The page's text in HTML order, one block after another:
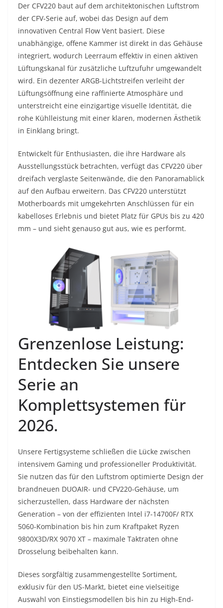
Der CFV220 baut auf dem architektonischen Luftstrom
der CFV-Serie auf, wobei das Design auf dem
innovativen Central Flow Vent basiert. Diese
unabhängige, offene Kammer ist direkt in das Gehäuse
integriert, wodurch Leerraum effektiv in einen aktiven
Lüftungskanal für zusätzliche Luftzufuhr umgewandelt
wird. Ein dezenter ARGB-Lichtstreifen verleiht der
Lüftungsöffnung eine raffinierte Atmosphäre und
unterstreicht eine einzigartige visuelle Identität, die
rohe Kühlleistung mit einer klaren, modernen Ästhetik
in Einklang bringt.
Entwickelt für Enthusiasten, die ihre Hardware als
Ausstellungsstück betrachten, verfügt das CFV220 über
dreifach verglaste Seitenwände, die den Panoramablick
auf den Aufbau erweitern. Das CFV220 unterstützt
Motherboards mit umgekehrten Anschlüssen für ein
kabelloses Erlebnis und bietet Platz für GPUs bis zu 420
mm – und sieht genauso gut aus, wie es performt.
Grenzenlose Leistung:
Entdecken Sie unsere
Serie an
Komplettsystemen für
2026.
Unsere Fertigsysteme schließen die Lücke zwischen
intensivem Gaming und professioneller Produktivität.
Sie nutzen das für den Luftstrom optimierte Design der
brandneuen DUOAIR- und CFV220-Gehäuse, um
sicherzustellen, dass Hardware der nächsten
Generation – von der effizienten Intel i7-14700F/ RTX
5060-Kombination bis hin zum Kraftpaket Ryzen
9800X3D/RX 9070 XT – maximale Taktraten ohne
Drosselung beibehalten kann.
Dieses sorgfältig zusammengestellte Sortiment,
exklusiv für den US-Markt, bietet eine vielseitige
Auswahl von Einstiegsmodellen bis hin zu High-End-